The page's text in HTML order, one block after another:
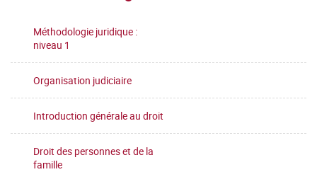
Méthodologie juridique :
niveau 1
Organisation judiciaire
Introduction générale au droit
Droit des personnes et de la
famille